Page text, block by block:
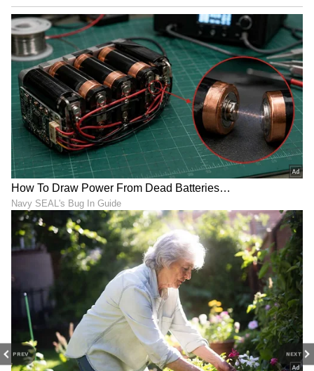
PREV NEXT
Image Credit :Asianet News
'ವೈವಿಧ್ಯಮಯ ಪ್ರೇಕ್ಷಕರನ್ನು ತಲುಪುವ ನೈಜ ಕಥೆಗಳನ್ನು
ಪರಿಚಯಿಸುವುದೇ ಪ್ರೈಮ್ ವಿಡಿಯೋದ ಮುಖ್ಯ
ಗುರಿಯಾಗಿದೆ. ಎಂಎಕ್ಸ್ ಪ್ಲೇಯರ್‌ನೊಂದಿಗಿನ ಈ ವಿಲೀನದ
ಮೂಲಕ ದೇಶದಲ್ಲೇ ಗುಣಮಟ್ಟದ ಮನರಂಜನೆ ನೀಡುವ
ಅತ್ಯಂತ ದೊಡ್ಡ 'ಒನ್ ಸ್ಟಾಪ್ ಡೆಸ್ಟಿನೇಷನ್' ಆಗಿ ಪ್ರೈಮ್
ವಿಡಿಯೋ ಬೆಳೆಯಲಿದೆ, ಎಂದು ಪ್ರೈಮ್ ವಿಡಿಯೋ ಏಷ್ಯಾ
ಪೆಸಿಫಿಕ್ ಉಪಾಧ್ಯಕ್ಷ ಗೌರವ್ ಗಾಂಧಿ ವಿಶ್ವಾಸ
ವ್ಯಕ್ತಪಡಿಸಿದ್ದಾರೆ.